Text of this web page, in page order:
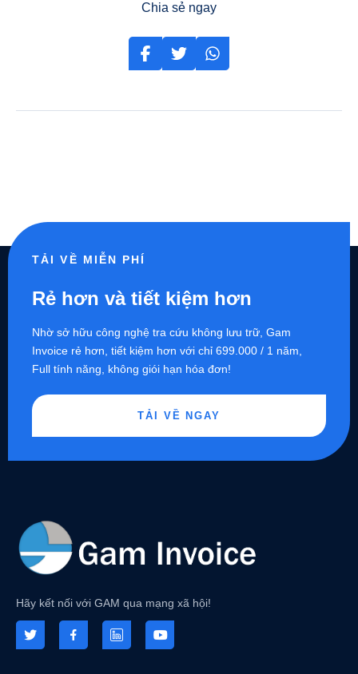
Chia sẻ ngay
TẢI VỀ MIỄN PHÍ
Rẻ hơn và tiết kiệm hơn
Nhờ sở hữu công nghệ tra cứu không lưu trữ, Gam
Invoice rẻ hơn, tiết kiệm hơn với chỉ 699.000 / 1 năm,
Full tính năng, không giói hạn hóa đơn!
TẢI VỀ NGAY
Hãy kết nối với GAM qua mạng xã hội!